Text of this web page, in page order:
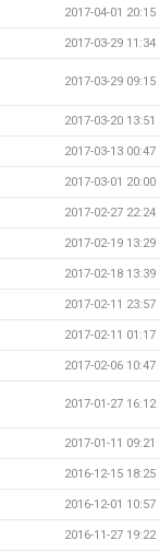
2017-04-01 20:15
2017-03-29 11:34
2017-03-29 09:15
2017-03-20 13:51
2017-03-13 00:47
2017-03-01 20:00
2017-02-27 22:24
2017-02-19 13:29
2017-02-18 13:39
2017-02-11 23:57
2017-02-11 01:17
2017-02-06 10:47
2017-01-27 16:12
2017-01-11 09:21
2016-12-15 18:25
2016-12-01 10:57
2016-11-27 19:22